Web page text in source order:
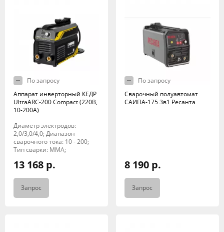
По запросу
Аппарат инверторный КЕДР
UltraARC-200 Compact (220В,
10-200А)
Диаметр электродов:
2,0/3,0/4,0; Диапазон
сварочного тока: 10 - 200;
Тип сварки: MMA;
13 168 р.
Запрос
По запросу
Сварочный полуавтомат
САИПА-175 3в1 Ресанта
8 190 р.
Запрос